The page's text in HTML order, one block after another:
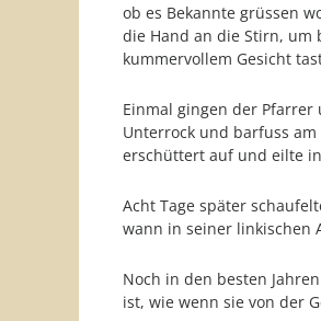
ob es Bekannte grüssen
die Hand an die Stirn, um
kummervollem Gesicht
Einmal gingen der Pfarrer
Unterrock und barfuss
erschüttert auf und eilte
Acht Tage später
wann in seiner linkischen
Noch in den besten
ist, wie wenn sie von der